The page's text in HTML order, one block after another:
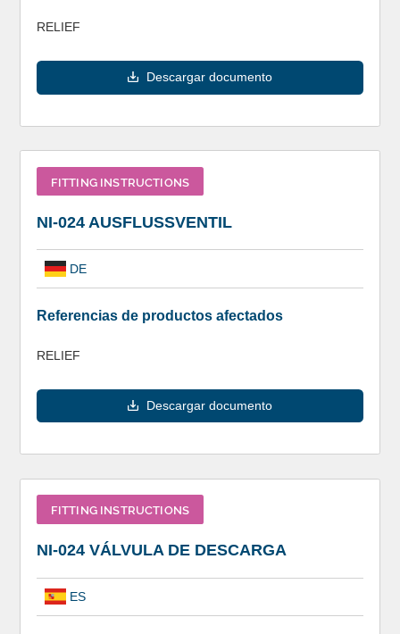
RELIEF
Descargar documento
FITTING INSTRUCTIONS
NI-024 AUSFLUSSVENTIL
DE
Referencias de productos afectados
RELIEF
Descargar documento
FITTING INSTRUCTIONS
NI-024 VÁLVULA DE DESCARGA
ES